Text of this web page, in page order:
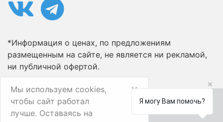
*Информация о ценах, по предложениям
размещенным на сайте, не является ни рекламой,
ни публичной офертой.
Мы используем cookies,
чтобы сайт работал
лучше. Оставаясь на
×
Я могу Вам помочь?